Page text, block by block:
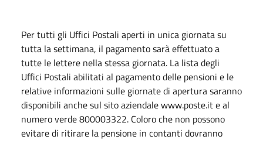
Per tutti gli Uffici Postali aperti in unica giornata su
tutta la settimana, il pagamento sarà effettuato a
tutte le lettere nella stessa giornata. La lista degli
Uffici Postali abilitati al pagamento delle pensioni e le
relative informazioni sulle giornate di apertura saranno
disponibili anche sul sito aziendale www.poste.it e al
numero verde 800003322. Coloro che non possono
evitare di ritirare la pensione in contanti dovranno